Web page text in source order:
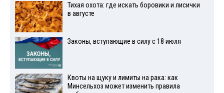
Тихая охота: где искать боровики и лисички
в августе
Законы, вступающие в силу с 18 июля
Квоты на щуку и лимиты на рака: как
Минсельхоз может изменить правила